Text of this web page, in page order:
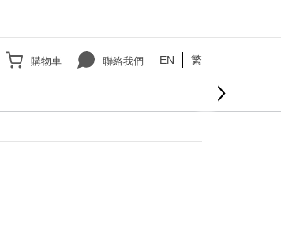
購物車 聯絡我們 EN 繁